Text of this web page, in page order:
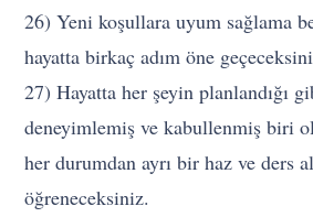
26) Yeni koşullara uyum sağlama
hayatta birkaç adım öne
27) Hayatta her şeyin planlandığı
deneyimlemiş ve kabullenmiş biri
her durumdan ayrı bir haz ve ders
öğreneceksiniz.